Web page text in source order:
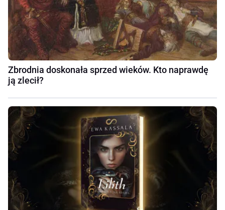
Zbrodnia doskonała sprzed wieków. Kto naprawdę
ją zlecił?